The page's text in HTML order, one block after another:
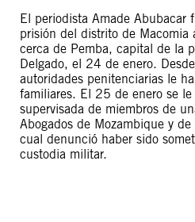
El periodista Amade Abubacar
prisión del distrito de Macomia
cerca de Pemba, capital de la
Delgado, el 24 de enero.
autoridades penitenciarias le
familiares. El 25 de enero se
supervisada de miembros de
Abogados de Mozambique y
cual denunció haber sido
custodia militar.